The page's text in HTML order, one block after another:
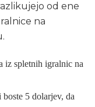
od ene
na
iz spletnih igralnic na
5 dolarjev, da